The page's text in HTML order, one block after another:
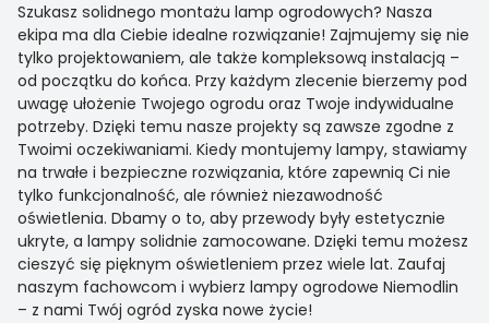
Szukasz solidnego montażu lamp ogrodowych? Nasza
ekipa ma dla Ciebie idealne rozwiązanie! Zajmujemy się nie
tylko projektowaniem, ale także kompleksową instalacją –
od początku do końca. Przy każdym zlecenie bierzemy pod
uwagę ułożenie Twojego ogrodu oraz Twoje indywidualne
potrzeby. Dzięki temu nasze projekty są zawsze zgodne z
Twoimi oczekiwaniami. Kiedy montujemy lampy, stawiamy
na trwałe i bezpieczne rozwiązania, które zapewnią Ci nie
tylko funkcjonalność, ale również niezawodność
oświetlenia. Dbamy o to, aby przewody były estetycznie
ukryte, a lampy solidnie zamocowane. Dzięki temu możesz
cieszyć się pięknym oświetleniem przez wiele lat. Zaufaj
naszym fachowcom i wybierz lampy ogrodowe Niemodlin
– z nami Twój ogród zyska nowe życie!